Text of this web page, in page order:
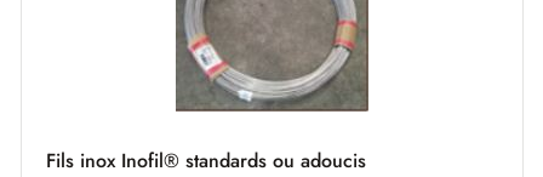
Fils inox Inofil® standards ou adoucis